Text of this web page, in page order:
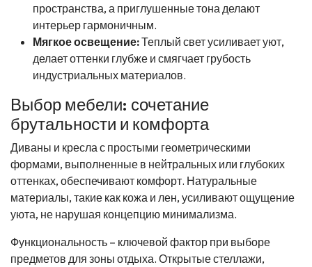
пространства, а приглушенные тона делают
интерьер гармоничным.
Мягкое освещение:Теплый свет усиливает уют,
делает оттенки глубже и смягчает грубость
индустриальных материалов.
Выбор мебели: сочетание
брутальности и комфорта
Диваны и кресла с простыми геометрическими
формами, выполненные в нейтральных или глубоких
оттенках, обеспечивают комфорт. Натуральные
материалы, такие как кожа и лен, усиливают ощущение
уюта, не нарушая концепцию минимализма.
Функциональность – ключевой фактор при выборе
предметов для зоны отдыха. Открытые стеллажи,